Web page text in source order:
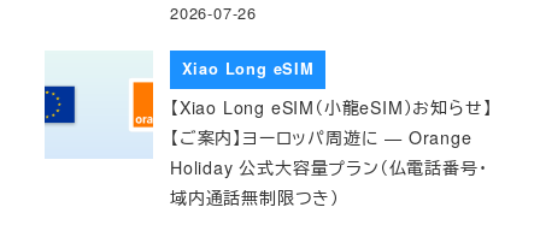
2026-07-26
Xiao Long eSIM
【Xiao Long eSIM（小龍eSIM）お知らせ】
【ご案内】ヨーロッパ周遊に — Orange
Holiday 公式大容量プラン（仏電話番号・
域内通話無制限つき）